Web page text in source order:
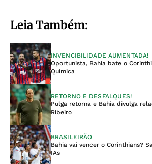
Leia Também:
INVENCIBILIDADE AUMENTADA!
Oportunista, Bahia bate o
Química
RETORNO E DESFALQUES!
Pulga retorna e Bahia divulga
Ribeiro
BRASILEIRÃO
Bahia vai vencer o Corinthians?
IAs